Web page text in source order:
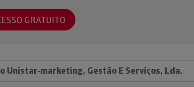
GRATUITO
Unistar-marketing, Gestão E Serviços, Lda.